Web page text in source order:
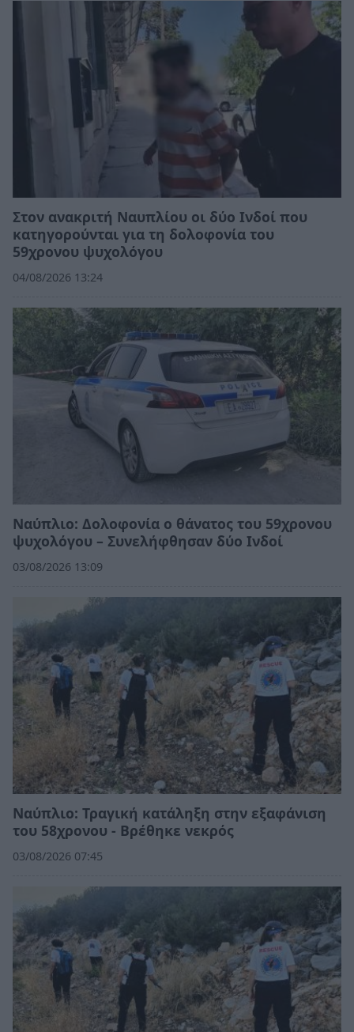
Στον ανακριτή Ναυπλίου οι δύο Ινδοί που
κατηγορούνται για τη δολοφονία του
59χρονου ψυχολόγου
04/08/2026 13:24
Ναύπλιο: Δολοφονία ο θάνατος του 59χρονου
ψυχολόγου – Συνελήφθησαν δύο Ινδοί
03/08/2026 13:09
Ναύπλιο: Τραγική κατάληξη στην εξαφάνιση
του 58χρονου - Βρέθηκε νεκρός
03/08/2026 07:45